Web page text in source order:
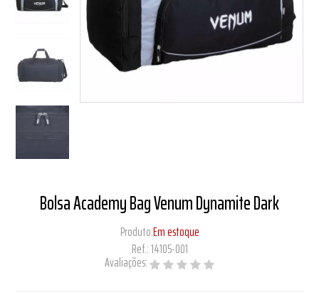
Bolsa Academy Bag Venum Dynamite Dark
Produto:Em estoque
Ref.:14105-001
Avaliações: